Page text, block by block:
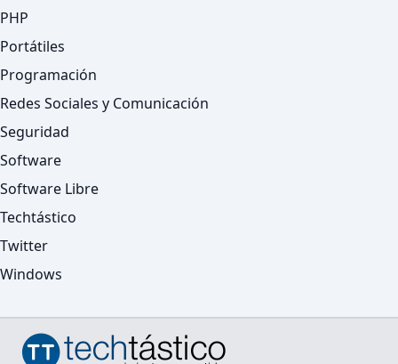
PHP
Portátiles
Programación
Redes Sociales y Comunicación
Seguridad
Software
Software Libre
Techtástico
Twitter
Windows